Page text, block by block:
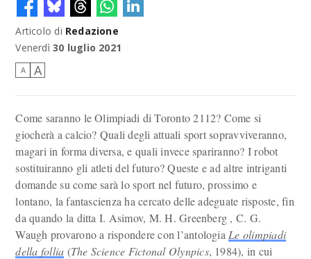
Articolo di Redazione
Venerdì 30 luglio 2021
A A
Come saranno le Olimpiadi di Toronto 2112? Come si
giocherà a calcio? Quali degli attuali sport sopravviveranno,
magari in forma diversa, e quali invece spariranno? I robot
sostituiranno gli atleti del futuro? Queste e ad altre intriganti
domande su come sarà lo sport nel futuro, prossimo e
lontano, la fantascienza ha cercato delle adeguate risposte, fin
da quando la ditta I. Asimov, M. H. Greenberg , C. G.
Waugh provarono a rispondere con l’antologia Le olimpiadi
della follia (The Science Fictonal Olynpics, 1984), in cui